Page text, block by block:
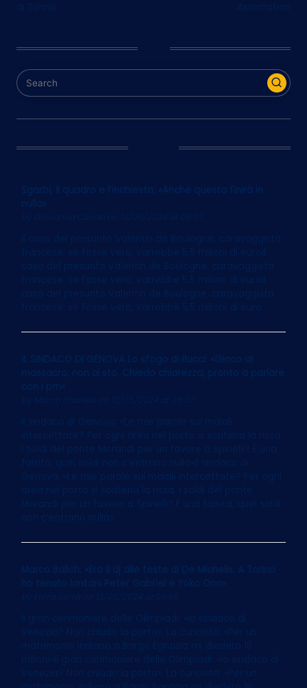
di Torino Association
Cerca
Sgarbi, il quadro e l’inchiesta: «Anche questa finirà in
nulla»
on 13/05/2024 at 06:07
Il caso del presunto Valentin de Boulogne, caravaggista
francese: se fosse vero, varrebbe 5,5 milioni di euroIl
caso del presunto Valentin de Boulogne, caravaggista
francese: se fosse vero, varrebbe 5,5 milioni di euroIl
caso del presunto Valentin de Boulogne, caravaggista
francese: se fosse vero, varrebbe 5,5 milioni di euro
IL SINDACO DI GENOVA Lo sfogo di Bucci: «Gioco al
massacro, non ci sto. Chiedo chiarezza, pronto a parlare
con i pm»
Marco Imarisio on 13/05/2024 at 06:07
Il sindaco di Genova: «Le mie parole sui maiali
intercettate? Per ogni area nel porto si scatena la rissa.
I soldi del ponte Morandi per un favore a Spinelli? È una
falsità, quei soldi non c’entrano nulla»Il sindaco di
Genova: «Le mie parole sui maiali intercettate? Per ogni
area nel porto si scatena la rissa. I soldi del ponte
Morandi per un favore a Spinelli? È una falsità, quei soldi
non c’entrano nulla»
Marco Balich: «Ero il dj alle feste di De Michelis. A Torino
ho tenuto lontani Peter Gabriel e Yoko Ono»
on 13/05/2024 at 06:05
Il gran cerimoniere delle Olimpiadi: «Io sindaco di
Venezia? Non chiudo la porta». La curiosità: «Per un
matrimonio indiano a Borgo Egnazia mi diedero 18
milioni»Il gran cerimoniere delle Olimpiadi: «Io sindaco di
Venezia? Non chiudo la porta». La curiosità: «Per un